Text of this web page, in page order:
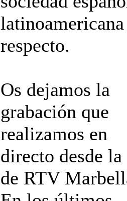
respecto.
Os dejamos la
grabación que
realizamos en
directo desde la
de RTV